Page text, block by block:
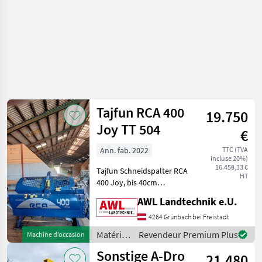
Machine d’occasion
Tajfun RCA 400
Joy TT 504
19.750
€
TTC (TVA
incluse 20%)
16.458,33 €
HT
Ann. fab. 2022
Tajfun Schneidspalter RCA
400 Joy, bis 40cm
Spaltkraft 15 Tonnen,
klappbares Vorschubband
2m, 5m schwenkbares
Förderband,
Joystickbedienung, hydrau
AWL Landtechnik e.U.
4264 Grünbach bei Freistadt
Matériels
forestiers
et
Revendeur Premium Plus
Sonstige A-Dro